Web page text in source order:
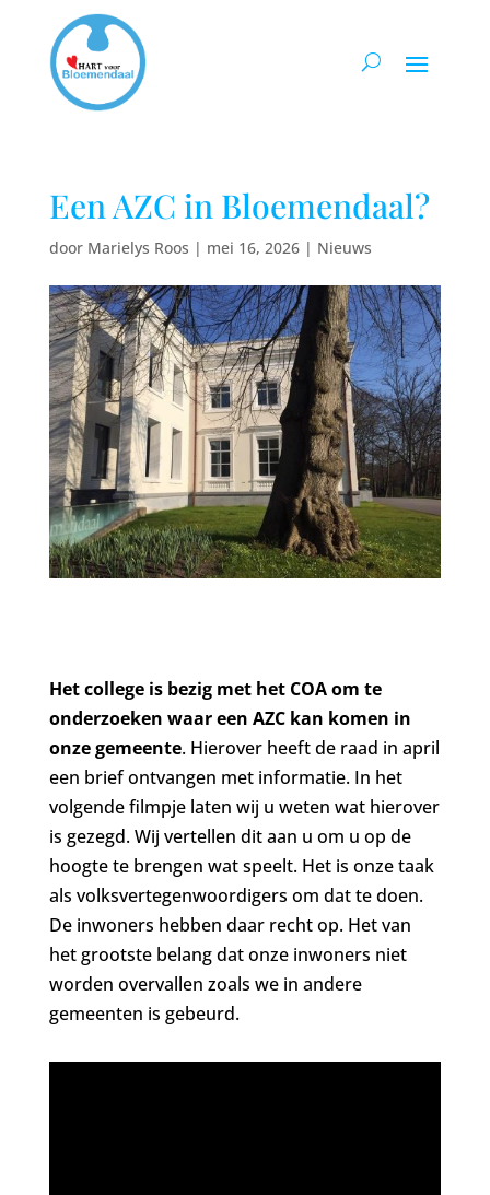
Een AZC in Bloemendaal?
door Marielys Roos | mei 16, 2026| Nieuws
Het college is bezig met het COA om te
onderzoeken waar een AZC kan komen in
onze gemeente. Hierover heeft de raad in april
een brief ontvangen met informatie. In het
volgende filmpje laten wij u weten wat hierover
is gezegd. Wij vertellen dit aan u om u op de
hoogte te brengen wat speelt. Het is onze taak
als volksvertegenwoordigers om dat te doen.
De inwoners hebben daar recht op. Het van
het grootste belang dat onze inwoners niet
worden overvallen zoals we in andere
gemeenten is gebeurd.